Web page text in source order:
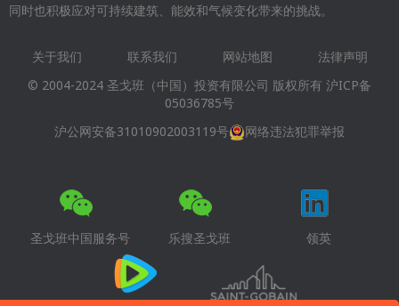
同时也积极应对可持续建筑、能效和气候变化带来的挑战。
Footer
menu
关于我们 联系我们 网站地图
法律声明
© 2004-2024 圣戈班（中国）投资有限公司 版权所有 沪ICP备
05036785号
沪公网安备31010902003119号
网络违法犯罪举报
圣戈班中国服务号 乐搜圣戈班 领英